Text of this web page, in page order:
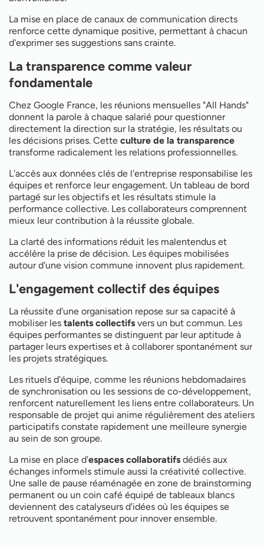
La mise en place de canaux de communication directs
renforce cette dynamique positive, permettant à chacun
d'exprimer ses suggestions sans crainte.
La transparence comme valeur
fondamentale
Chez Google France, les réunions mensuelles "All Hands"
donnent la parole à chaque salarié pour questionner
directement la direction sur la stratégie, les résultats ou
les décisions prises. Cette culture de la transparence
transforme radicalement les relations professionnelles.
L'accès aux données clés de l'entreprise responsabilise les
équipes et renforce leur engagement. Un tableau de bord
partagé sur les objectifs et les résultats stimule la
performance collective. Les collaborateurs comprennent
mieux leur contribution à la réussite globale.
La clarté des informations réduit les malentendus et
accélère la prise de décision. Les équipes mobilisées
autour d'une vision commune innovent plus rapidement.
L'engagement collectif des équipes
La réussite d'une organisation repose sur sa capacité à
mobiliser les talents collectifs vers un but commun. Les
équipes performantes se distinguent par leur aptitude à
partager leurs expertises et à collaborer spontanément sur
les projets stratégiques.
Les rituels d'équipe, comme les réunions hebdomadaires
de synchronisation ou les sessions de co-développement,
renforcent naturellement les liens entre collaborateurs. Un
responsable de projet qui anime régulièrement des ateliers
participatifs constate rapidement une meilleure synergie
au sein de son groupe.
La mise en place d'espaces collaboratifs dédiés aux
échanges informels stimule aussi la créativité collective.
Une salle de pause réaménagée en zone de brainstorming
permanent ou un coin café équipé de tableaux blancs
deviennent des catalyseurs d'idées où les équipes se
retrouvent spontanément pour innover ensemble.